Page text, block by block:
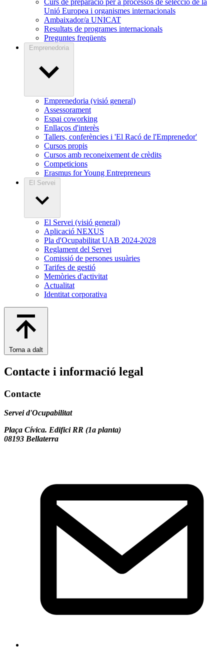
Unió Europea i organismes internacionals
Ambaixador/a UNICAT
Resultats de programes internacionals
Preguntes freqüents
Emprenedoria
Emprenedoria (visió general)
Assessorament
Espai coworking
Enllaços d'interès
Tallers, conferències i 'El Racó de l'Emprenedor'
Cursos propis
Cursos amb reconeixement de crèdits
Competicions
Erasmus for Young Entrepreneurs
El Servei
El Servei (visió general)
Aplicació NEXUS
Pla d'Ocupabilitat UAB 2024-2028
Reglament del Servei
Comissió de persones usuàries
Tarifes de gestió
Memòries d'activitat
Actualitat
Identitat corporativa
Torna a dalt
Contacte i informació legal
Contacte
Servei d'Ocupabilitat
Plaça Cívica. Edifici RR (1a planta)
08193 Bellaterra